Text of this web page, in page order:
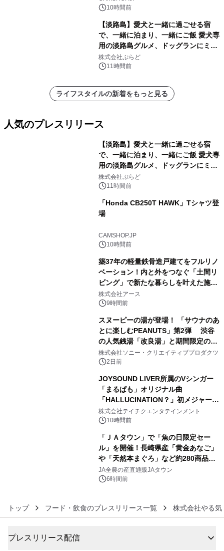
10時間前
【淡路島】愛犬と一緒に過ごせる宿
で、一緒に泊まり、一緒にご飯 愛犬専
用の淡路島グルメ、ドッグランにミニ
プール グランピングとトレーラーハウ
スの2施設で
株式会社ぷらど
11時間前
ライフスタイルの新着をもっと見る
人気のプレスリリース
【淡路島】愛犬と一緒に過ごせる宿
で、一緒に泊まり、一緒にご飯 愛犬専
用の淡路島グルメ、ドッグランにミニ
プール グランピングとトレーラーハウ
スの2施設で
株式会社ぷらど
11時間前
「Honda CB250T HAWK」Tシャツ登
場
CAMSHOP.JP
10時間前
築37年の軽量鉄骨造戸建てをフルリノ
ベーション！内と外をつなぐ「土間リ
ビング」で新たな暮らしを叶えた施工
事例を株式会社アースが公開
株式会社アース
9時間前
スヌーピーの湯が登場！ 「サウナのあ
とに楽しむPEANUTS」第2弾 渋谷
の人気銭湯「改良湯」と期間限定のコ
ラボレーション サウナイキタイコラ
ボグッズも発売決定！
株式会社ソニー・クリエイティブプロダクツ
2日前
JOYSOUND LIVER所属のVシンガー
「まるぱも」オリジナル曲
「HALLUCINATION？」初メジャー配
信リリース決定！
株式会社テイチクエンタテインメント
10時間前
「ＪＡタウン」で「魚の日限定セー
ル」を開催！長崎県産「黄金あなご」
や「天然本まぐろ」など約280商品を
販売！～毎月１０日の定例企画～
JA全農の産直通販JAタウン
6時間前
トップ フード・飲食のプレスリリース一覧 株式会社やる気
プレスリリース配信